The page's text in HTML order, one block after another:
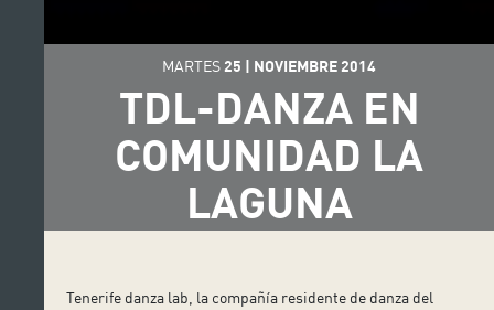
MARTES 25 | NOVIEMBRE 2014
TDL-DANZA EN
COMUNIDAD LA
LAGUNA
Tenerife danza lab, la compañía residente de danza del